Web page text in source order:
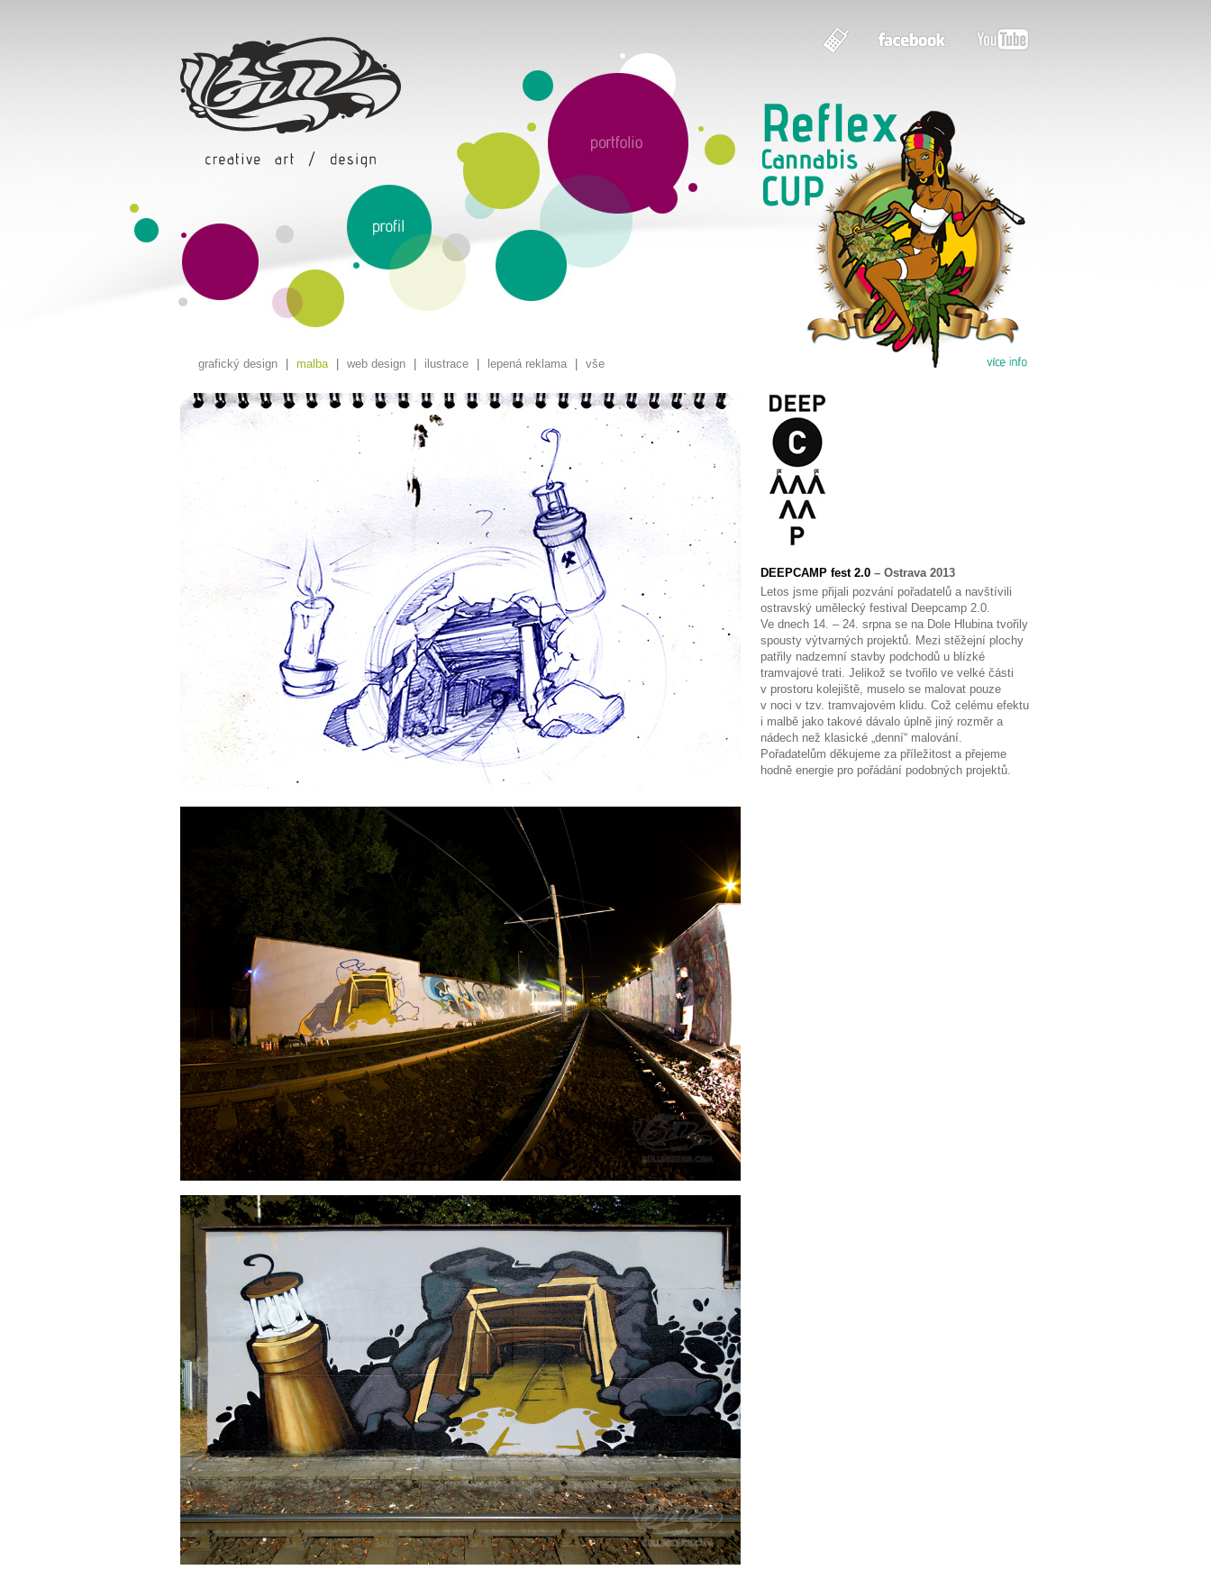
grafický design malba web design ilustrace lepená reklama vše
DEEPCAMP fest 2.0 – Ostrava 2013
Letos jsme přijali pozvání pořadatelů a navštívili
ostravský umělecký festival Deepcamp 2.0.
Ve dnech 14. – 24. srpna se na Dole Hlubina tvořily
spousty výtvarných projektů. Mezi stěžejní plochy
patřily nadzemní stavby podchodů u blízké
tramvajové trati. Jelikož se tvořilo ve velké části
v prostoru kolejiště, muselo se malovat pouze
v noci v tzv. tramvajovém klidu. Což celému efektu
i malbě jako takové dávalo úplně jiný rozměr a
nádech než klasické „denní“ malování.
Pořadatelům děkujeme za příležitost a přejeme
hodně energie pro pořádání podobných projektů.